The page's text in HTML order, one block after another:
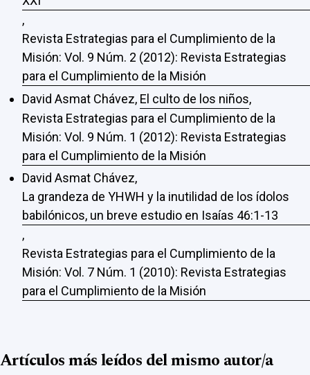
,
Revista Estrategias para el Cumplimiento de la
Misión: Vol. 9 Núm. 2 (2012): Revista Estrategias
para el Cumplimiento de la Misión
David Asmat Chávez, El culto de los niños,
Revista Estrategias para el Cumplimiento de la
Misión: Vol. 9 Núm. 1 (2012): Revista Estrategias
para el Cumplimiento de la Misión
David Asmat Chávez,
La grandeza de YHWH y la inutilidad de los ídolos
babilónicos, un breve estudio en Isaías 46:1-13
,
Revista Estrategias para el Cumplimiento de la
Misión: Vol. 7 Núm. 1 (2010): Revista Estrategias
para el Cumplimiento de la Misión
Artículos más leídos del mismo autor/a